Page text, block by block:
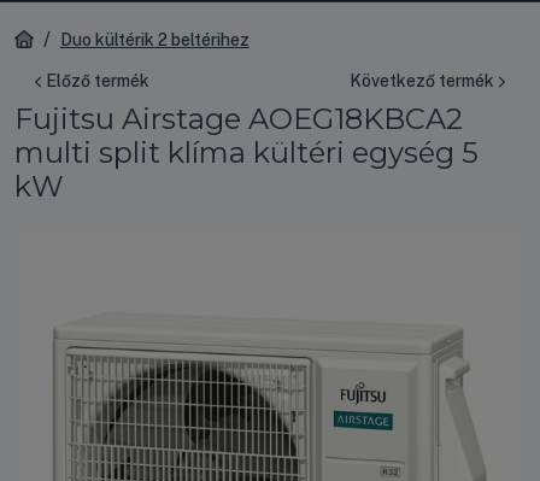
Duo kültérik 2 beltérihez
Előző termék Következő termék
Fujitsu Airstage AOEG18KBCA2
multi split klíma kültéri egység 5
kW